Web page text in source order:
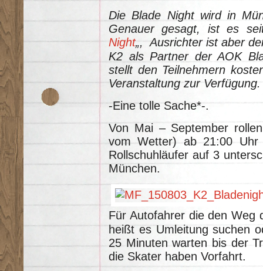
Die Blade Night wird in
Genauer gesagt, ist es
Night„, Ausrichter ist aber
K2 als Partner der AOK
stellt den Teilnehmern
Veranstaltung zur
-Eine tolle Sache*-.
Von Mai – September
vom Wetter) ab 21:00 Uhr
Rollschuhläufer auf 3
München.
Für Autofahrer die den Weg
heißt es Umleitung suchen
25 Minuten warten bis der
die Skater haben Vorfahrt.